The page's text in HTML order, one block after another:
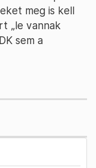
meg is kell
„le vannak
sem a